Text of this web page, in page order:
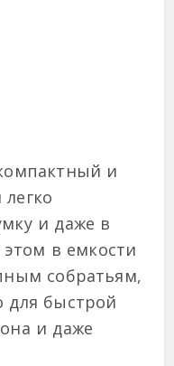
и
и даже в
в емкости
собратьям,
для быстрой
и даже